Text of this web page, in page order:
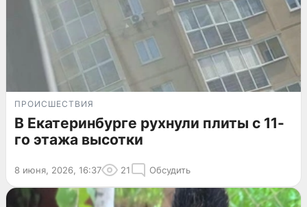
ПРОИСШЕСТВИЯ
В Екатеринбурге рухнули плиты с 11-
го этажа высотки
8 июня, 2026, 16:37 21 Обсудить